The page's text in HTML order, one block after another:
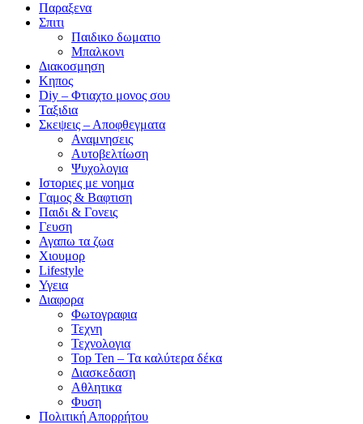
Παραξενα
Σπιτι
Παιδικο δωματιο
Μπαλκονι
Διακοσμηση
Κηπος
Diy – Φτιαχτο μονος σου
Ταξιδια
Σκεψεις – Αποφθεγματα
Αναμνησεις
Αυτοβελτίωση
Ψυχολογια
Ιστοριες με νοημα
Γαμος & Βαφτιση
Παιδι & Γονεις
Γευση
Αγαπω τα ζωα
Xιουμορ
Lifestyle
Υγεια
Διαφορα
Φωτογραφια
Τεχνη
Τεχνολογια
Top Ten – Τα καλύτερα δέκα
Διασκεδαση
Αθλητικα
Φυση
Πολιτική Απορρήτου